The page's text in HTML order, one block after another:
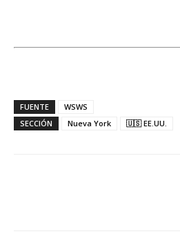
FUENTE
WSWS
SECCIÓN
Nueva York 🇺🇸 EE.UU.